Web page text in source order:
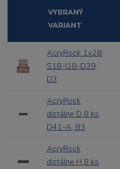
VYBRANÝ
VARIANT
AcryRock 1x28
S18-I18-D39,
D3
AcryRock
distálne D 8 ks
D41-A, B3
AcryRock
distálne H 8 ks